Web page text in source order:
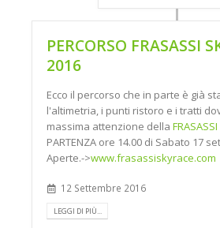
PERCORSO FRASASSI
2016
Ecco il percorso che in parte è già
l'altimetria, i punti ristoro e i tratti
massima attenzione della
PARTENZA ore 14.00 di Sabato 17
Aperte.->www.frasassiskyrace.com
12 Settembre 2016
LEGGI DI PIÙ...